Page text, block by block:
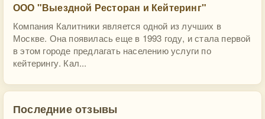
ООО "Выездной Ресторан и Кейтеринг"
Компания Калитники является одной из лучших в
Москве. Она появилась еще в 1993 году, и стала первой
в этом городе предлагать населению услуги по
кейтерингу. Кал...
Последние отзывы